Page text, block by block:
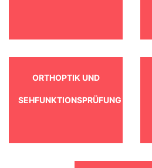
ORTHOPTIK UND
SEHFUNKTIONSPRÜFUNG